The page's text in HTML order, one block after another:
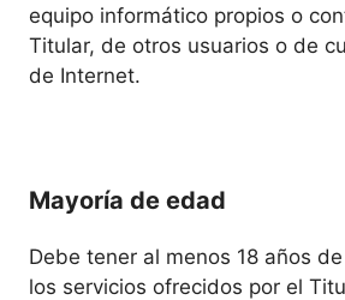
equipo informático propios o
Titular, de otros usuarios o de
de Internet.
Mayoría de edad
Debe tener al menos 18 años
los servicios ofrecidos por el